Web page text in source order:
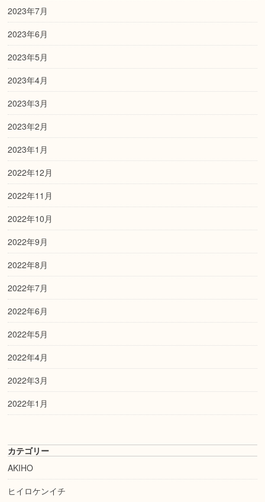
2023年7月
2023年6月
2023年5月
2023年4月
2023年3月
2023年2月
2023年1月
2022年12月
2022年11月
2022年10月
2022年9月
2022年8月
2022年7月
2022年6月
2022年5月
2022年4月
2022年3月
2022年1月
カテゴリー
AKIHO
ヒイロケンイチ